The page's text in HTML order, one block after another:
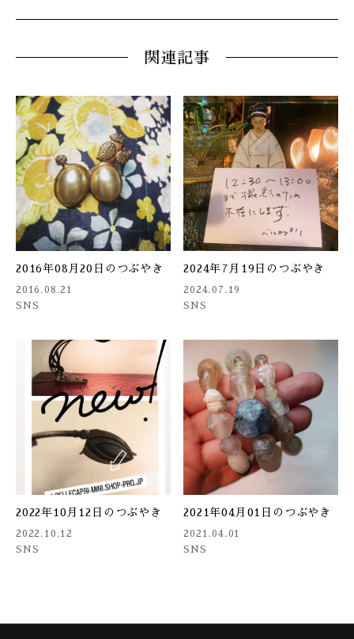
関連記事
2016年08月20日のつぶやき
2016.08.21
SNS
2024年7月19日のつぶやき
2024.07.19
SNS
2022年10月12日のつぶやき
2022.10.12
SNS
2021年04月01日のつぶやき
2021.04.01
SNS